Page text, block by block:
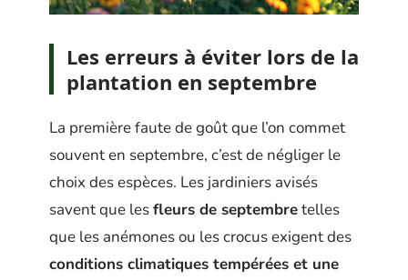
Les erreurs à éviter lors de la
plantation en septembre
La première faute de goût que l’on commet
souvent en septembre, c’est de négliger le
choix des espèces. Les jardiniers avisés
savent que lesfleurs de septembretelles
que les anémones ou les crocus exigent des
conditions climatiques tempérées et une